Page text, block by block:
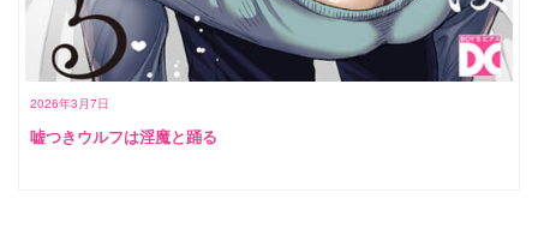
2026年3月7日
嘘つきウルフは淫魔と踊る